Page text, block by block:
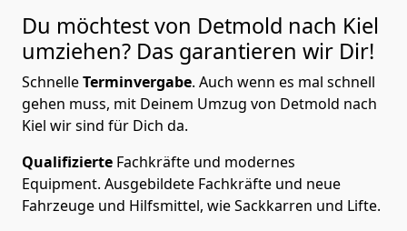
Du möchtest von Detmold nach Kiel
umziehen? Das garantieren wir Dir!
SchnelleTerminvergabe. Auch wenn es mal schnell
gehen muss, mit Deinem Umzug von Detmold nach
Kiel wir sind für Dich da.
Qualifizierte Fachkräfte und modernes
Equipment. Ausgebildete Fachkräfte und neue
Fahrzeuge und Hilfsmittel, wie Sackkarren und Lifte.